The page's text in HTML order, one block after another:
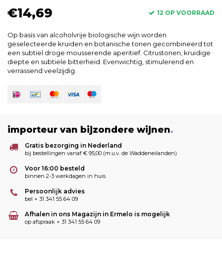
€14,69 12 OP VOORRAAD
Op basis van alcoholvrije biologische wijn worden
geselecteerde kruiden en botanische tonen gecombineerd tot
een subtiel droge mousserende aperitief. Citrustonen, kruidige
diepte en subtiele bitterheid. Evenwichtig, stimulerend en
verrassend veelzijdig.
importeur van bijzondere wijnen.
Gratis bezorging in Nederland
bij bestellingen vanaf € 95,00 (m.u.v. de Waddeneilanden)
Voor 16:00 besteld
binnen 2-3 werkdagen in huis
Persoonlijk advies
bel + 31 341 55 64 09
Afhalen in ons Magazijn in Ermelo is mogelijk
op afspraak + 31 341 55 64 09